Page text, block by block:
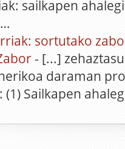
sailkapen
sortutako
- [...]
daraman
Sailkapen